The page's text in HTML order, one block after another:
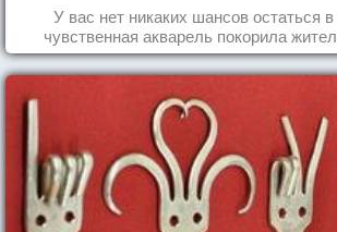
У вас нет никаких шансов остаться в
чувственная акварель покорила